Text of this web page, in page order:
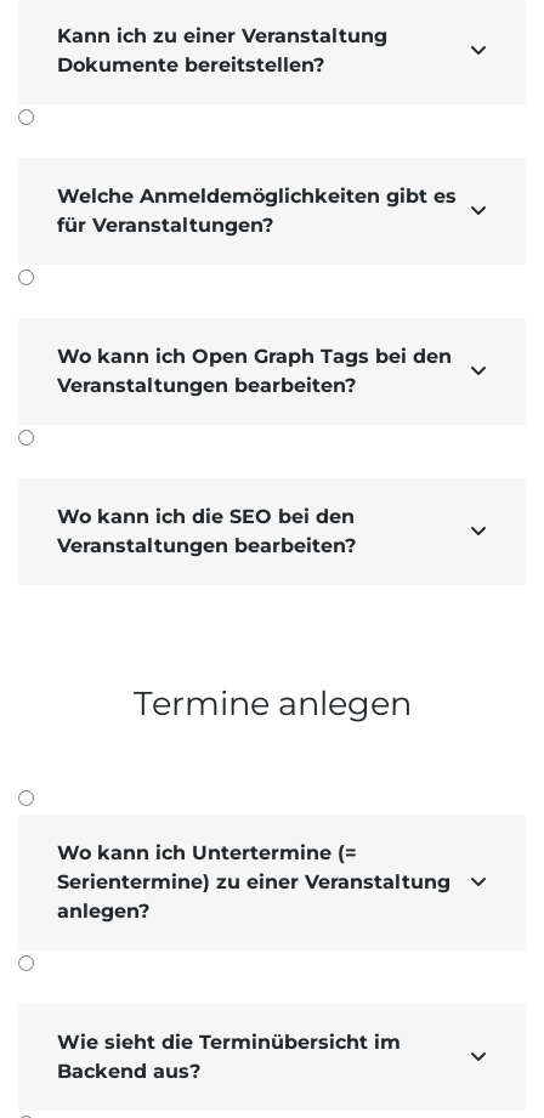
Kann ich zu einer Veranstaltung
Dokumente bereitstellen?

Welche Anmeldemöglichkeiten gibt es
für Veranstaltungen?

Wo kann ich Open Graph Tags bei den
Veranstaltungen bearbeiten?

Wo kann ich die SEO bei den
Veranstaltungen bearbeiten?

Termine anlegen
Wo kann ich Untertermine (=
Serientermine) zu einer Veranstaltung
anlegen?

Wie sieht die Terminübersicht im
Backend aus?
